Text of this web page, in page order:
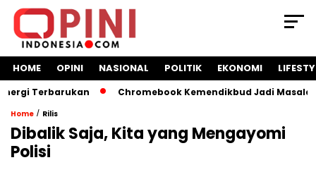
HOME OPINI NASIONAL POLITIK EKONOMI
Terbarukan Chromebook Kemendikbud Jadi Masalah
Home / Rilis
Dibalik Saja, Kita yang Mengayomi
Polisi